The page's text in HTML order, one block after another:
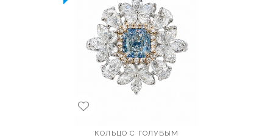
КОЛЬЦО С ГОЛУБЫМ